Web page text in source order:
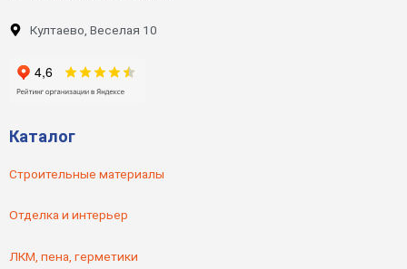
Култаево, Веселая 10
Каталог
Строительные материалы
Отделка и интерьер
ЛКМ, пена, герметики